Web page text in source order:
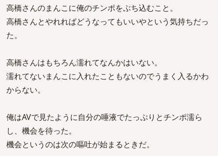
高橋さんのまんこに俺のチンポをぶち込むこと。
高橋さんとやれればどうなってもいいやという気持ちだっ
た。
高橋さんはもちろん濡れてなんかはいない。
濡れてないまんこに入れたこともないのでうまく入るかわ
からない。
俺はAVで見たように自分の唾液でたっぷりとチンポ濡ら
し、機会を待った。
機会というのは次の嘔吐が始まるときだ。